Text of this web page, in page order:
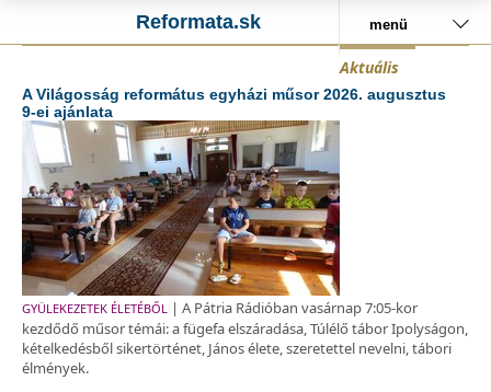
Reformata.sk menü
Aktuális
A Világosság református egyházi műsor 2026. augusztus
9-ei ajánlata
GYÜLEKEZETEK ÉLETÉBŐL | A Pátria Rádióban vasárnap 7:05-kor
kezdődő műsor témái: a fügefa elszáradása, Túlélő tábor Ipolyságon,
kételkedésből sikertörténet, János élete, szeretettel nevelni, tábori
élmények.